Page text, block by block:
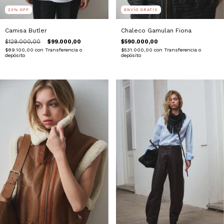
23 % OFF
Camisa Butler
$129.000,00 $99.000,00
$89.100,00 con Transferencia o
depósito
ENVÍO GRATIS
Chaleco Gamulan Fiona
$590.000,00
$531.000,00 con Transferencia o
depósito